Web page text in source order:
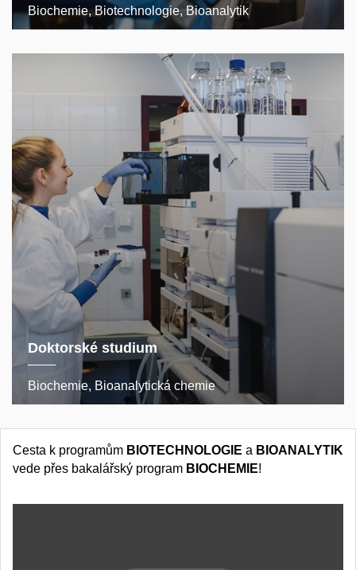
Biochemie, Biotechnologie, Bioanalytik
Doktorské studium
Biochemie, Bioanalytická chemie
Cesta k programům BIOTECHNOLOGIE a BIOANALYTIK
vede přes bakalářský program BIOCHEMIE!